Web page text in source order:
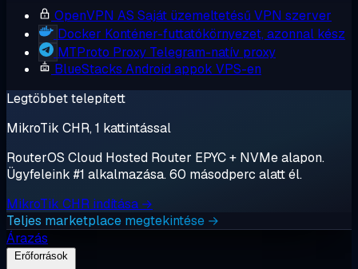
OpenVPN AS Saját üzemeltetésű VPN szerver
Docker Konténer-futtatókörnyezet, azonnal kész
MTProto Proxy Telegram-natív proxy
BlueStacks Android appok VPS-en
Legtöbbet telepített
MikroTik CHR, 1 kattintással
RouterOS Cloud Hosted Router EPYC + NVMe alapon.
Ügyfeleink #1 alkalmazása. 60 másodperc alatt él.
MikroTik CHR indítása →
Teljes marketplace megtekintése →
Árazás